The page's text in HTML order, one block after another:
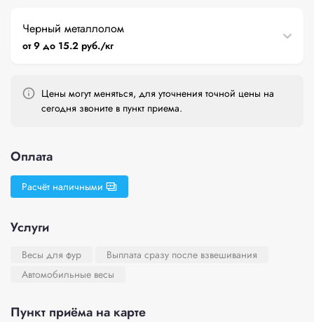
Черный металлолом
от 9 до 15.2 руб./кг
Цены могут меняться, для уточнения точной цены на
сегодня звоните в пункт приема.
Оплата
Расчёт наличными
Услуги
Весы для фур
Выплата сразу после взвешивания
Автомобильные весы
Пункт приёма на карте